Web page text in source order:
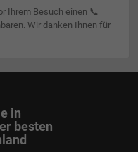
Ihrem Besuch einen 📞
Wir danken Ihnen für
in
besten